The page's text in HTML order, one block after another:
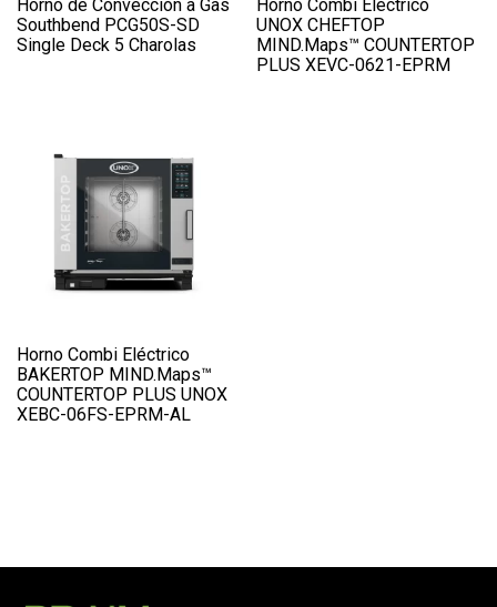
Horno de Convección a Gas
Southbend PCG50S-SD
Single Deck 5 Charolas
Horno Combi Eléctrico
UNOX CHEFTOP
MIND.Maps™ COUNTERTOP
PLUS XEVC-0621-EPRM
Horno Combi Eléctrico
BAKERTOP MIND.Maps™
COUNTERTOP PLUS UNOX
XEBC-06FS-EPRM-AL